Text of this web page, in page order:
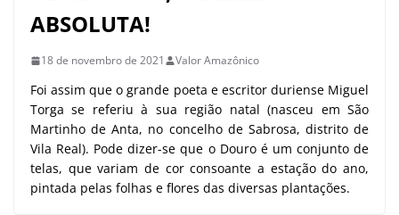
ABSOLUTA!
18 de novembro de 2021 Valor Amazônico
Foi assim que o grande poeta e escritor duriense Miguel
Torga se referiu à sua região natal (nasceu em São
Martinho de Anta, no concelho de Sabrosa, distrito de
Vila Real). Pode dizer-se que o Douro é um conjunto de
telas, que variam de cor consoante a estação do ano,
pintada pelas folhas e flores das diversas plantações.